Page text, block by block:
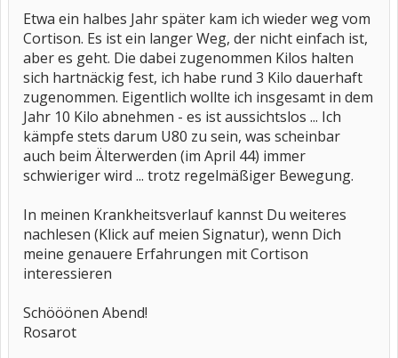
Etwa ein halbes Jahr später kam ich wieder weg vom
Cortison. Es ist ein langer Weg, der nicht einfach ist,
aber es geht. Die dabei zugenommen Kilos halten
sich hartnäckig fest, ich habe rund 3 Kilo dauerhaft
zugenommen. Eigentlich wollte ich insgesamt in dem
Jahr 10 Kilo abnehmen - es ist aussichtslos ... Ich
kämpfe stets darum U80 zu sein, was scheinbar
auch beim Älterwerden (im April 44) immer
schwieriger wird ... trotz regelmäßiger Bewegung.
In meinen Krankheitsverlauf kannst Du weiteres
nachlesen (Klick auf meien Signatur), wenn Dich
meine genauere Erfahrungen mit Cortison
interessieren
Schööönen Abend!
Rosarot